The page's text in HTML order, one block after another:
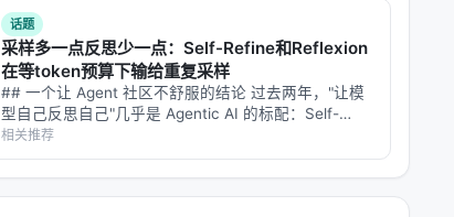
话题
采样多一点反思少一点：Self-Refine和Reflexion
在等token预算下输给重复采样
## 一个让 Agent 社区不舒服的结论 过去两年，"让模
型自己反思自己"几乎是 Agentic AI 的标配：Self-
Refine、Reflexion、Multi-Agent Debate、Best-of-N
with Self-V…
相关推荐